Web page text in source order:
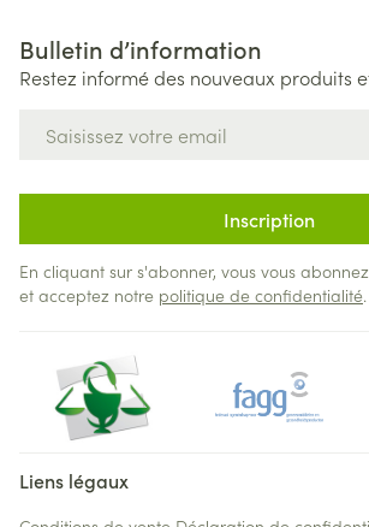
Bulletin d’information
Restez informé des nouveaux produits
Inscription
En cliquant sur s'abonner, vous vous
et acceptez notre politique de confidentialité.
Liens légaux